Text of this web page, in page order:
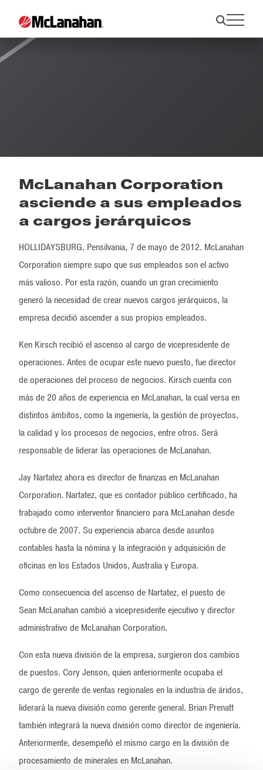
Noticias
McLanahan Corporation
asciende a sus empleados
a cargos jerárquicos
HOLLIDAYSBURG, Pensilvania, 7 de mayo de 2012. McLanahan
Corporation siempre supo que sus empleados son el activo
más valioso. Por esta razón, cuando un gran crecimiento
generó la necesidad de crear nuevos cargos jerárquicos, la
empresa decidió ascender a sus propios empleados.
Ken Kirsch recibió el ascenso al cargo de vicepresidente de
operaciones. Antes de ocupar este nuevo puesto, fue director
de operaciones del proceso de negocios. Kirsch cuenta con
más de 20 años de experiencia en McLanahan, la cual versa en
distintos ámbitos, como la ingeniería, la gestión de proyectos,
la calidad y los procesos de negocios, entre otros. Será
responsable de liderar las operaciones de McLanahan.
Jay Nartatez ahora es director de finanzas en McLanahan
Corporation. Nartatez, que es contador público certificado, ha
trabajado como interventor financiero para McLanahan desde
octubre de 2007. Su experiencia abarca desde asuntos
contables hasta la nómina y la integración y adquisición de
oficinas en los Estados Unidos, Australia y Europa.
Como consecuencia del ascenso de Nartatez, el puesto de
Sean McLanahan cambió a vicepresidente ejecutivo y director
administrativo de McLanahan Corporation.
Con esta nueva división de la empresa, surgieron dos cambios
de puestos. Cory Jenson, quien anteriormente ocupaba el
cargo de gerente de ventas regionales en la industria de áridos,
liderará la nueva división como gerente general. Brian Prenatt
también integrará la nueva división como director de ingeniería.
Anteriormente, desempeñó el mismo cargo en la división de
procesamiento de minerales en McLanahan.